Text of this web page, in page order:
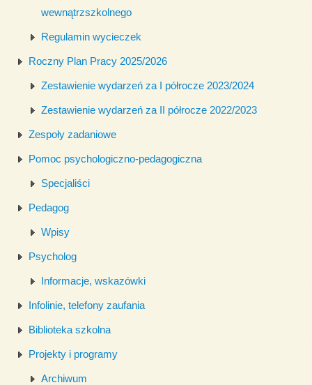
wewnątrzszkolnego
Regulamin wycieczek
Roczny Plan Pracy 2025/2026
Zestawienie wydarzeń za I półrocze 2023/2024
Zestawienie wydarzeń za II półrocze 2022/2023
Zespoły zadaniowe
Pomoc psychologiczno-pedagogiczna
Specjaliści
Pedagog
Wpisy
Psycholog
Informacje, wskazówki
Infolinie, telefony zaufania
Biblioteka szkolna
Projekty i programy
Archiwum